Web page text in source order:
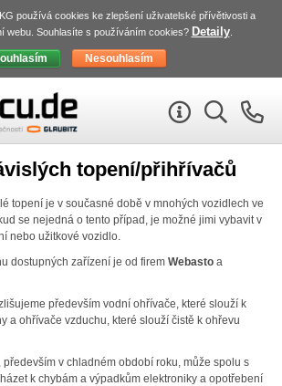
používá cookies ke zlepšení uživatelské přívětivosti a
webu. Souhlasíte s používáním cookies? Detaily.
topení/přihřívačů
topení je v současné době v mnohých vozidlech ve
se nejedná o tento případ, je možné jimi vybavit v
nebo užitkové vozidlo.
dostupných zařízení je od firem Webasto a
především vodní ohřívače, které slouží k
a ohřívače vzduchu, které slouží čistě k ohřevu
především v chladném období roku, může spolu s
k chybám a výpadkům elektroniky a opotřebení